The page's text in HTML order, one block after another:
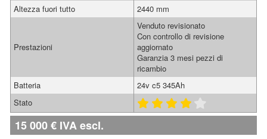
Altezza fuori tutto
2440 mm
Prestazioni
Venduto revisionato
Con controllo di revisione
aggiornato
Garanzia 3 mesi pezzi di
ricambio
Batteria
24v c5 345Ah
Stato
15 000€ IVA escl.